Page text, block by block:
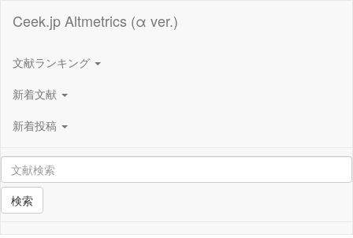
Ceek.jp Altmetrics (α ver.)
文献ランキング
新着文献
新着投稿
検索